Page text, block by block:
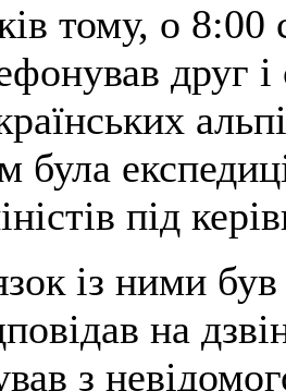
тому, о 8:00
друг
була
під
із ними
на
з